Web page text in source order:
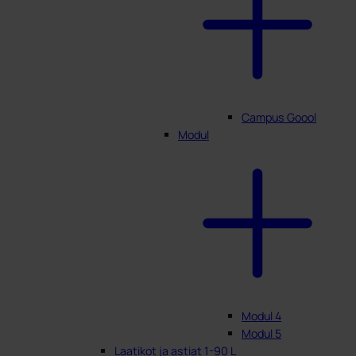
Campus Goool
Modul
Modul 4
Modul 5
Laatikot ja astiat 1-90 L